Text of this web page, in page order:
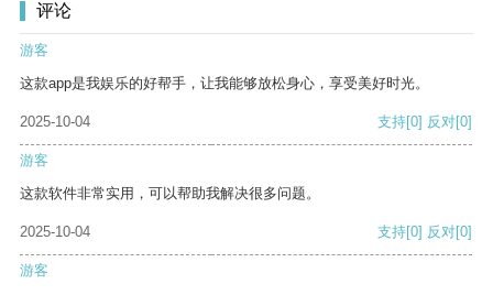
评论
游客
这款app是我娱乐的好帮手，让我能够放松身心，享受美好时光。
2025-10-04 支持[0] 反对[0]
游客
这款软件非常实用，可以帮助我解决很多问题。
2025-10-04 支持[0] 反对[0]
游客